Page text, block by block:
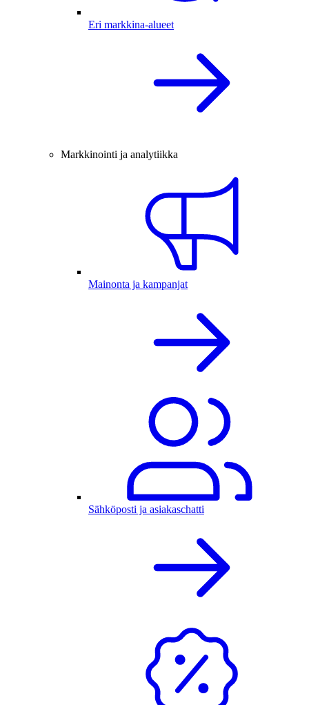
Eri markkina-alueet
Markkinointi ja analytiikka
Mainonta ja kampanjat
Sähköposti ja asiakaschatti